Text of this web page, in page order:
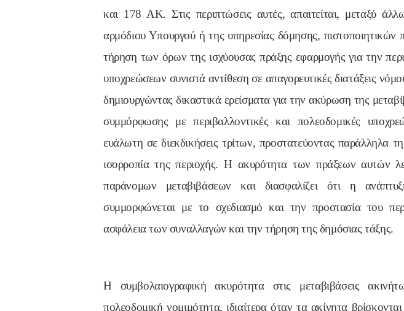
και 178 ΑΚ. Στις περιπτώσεις αυτές, απαιτείται, μεταξύ
αρμόδιου Υπουργού ή της υπηρεσίας δόμησης, πιστοποιητικών
τήρηση των όρων της ισχύουσας πράξης εφαρμογής για την
υποχρεώσεων συνιστά αντίθεση σε απαγορευτικές διατάξεις
δημιουργώντας δικαστικά ερείσματα για την ακύρωση της
συμμόρφωσης με περιβαλλοντικές και πολεοδομικές
ευάλωτη σε διεκδικήσεις τρίτων, προστατεύοντας παράλληλα
ισορροπία της περιοχής. Η ακυρότητα των πράξεων αυτών
παράνομων μεταβιβάσεων και διασφαλίζει ότι η
συμμορφώνεται με το σχεδιασμό και την προστασία του
ασφάλεια των συναλλαγών και την τήρηση της δημόσιας τάξης.
Η συμβολαιογραφική ακυρότητα στις μεταβιβάσεις
πολεοδομική νομιμότητα, ιδιαίτερα όταν τα ακίνητα